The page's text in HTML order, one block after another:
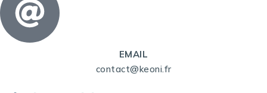
EMAIL
contact@keoni.fr